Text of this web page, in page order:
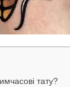
тату?